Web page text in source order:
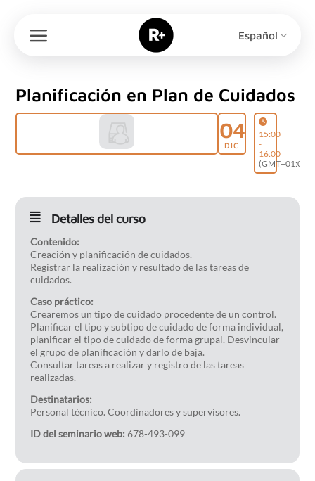
contenido
Español
Planificación en Plan de Cuidados
04
DIC
15:00
-
16:00
(GMT+01:00)
Detalles del curso
Contenido:
Creación y planificación de cuidados.
Registrar la realización y resultado de las tareas de
cuidados.
Caso práctico:
Crearemos un tipo de cuidado procedente de un control.
Planificar el tipo y subtipo de cuidado de forma individual,
planificar el tipo de cuidado de forma grupal. Desvincular
el grupo de planificación y darlo de baja.
Consultar tareas a realizar y registro de las tareas
realizadas.
Destinatarios:
Personal técnico. Coordinadores y supervisores.
ID del seminario web: 678-493-099